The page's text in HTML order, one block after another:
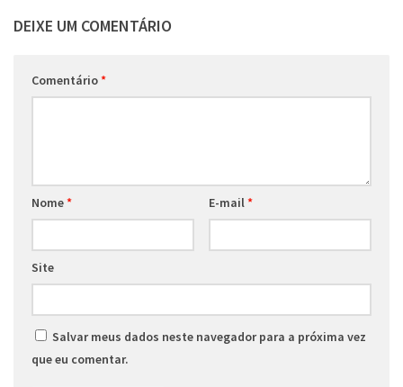
DEIXE UM COMENTÁRIO
Comentário*
Nome* E-mail *
Site
Salvar meus dados neste navegador para a próxima vez
que eu comentar.